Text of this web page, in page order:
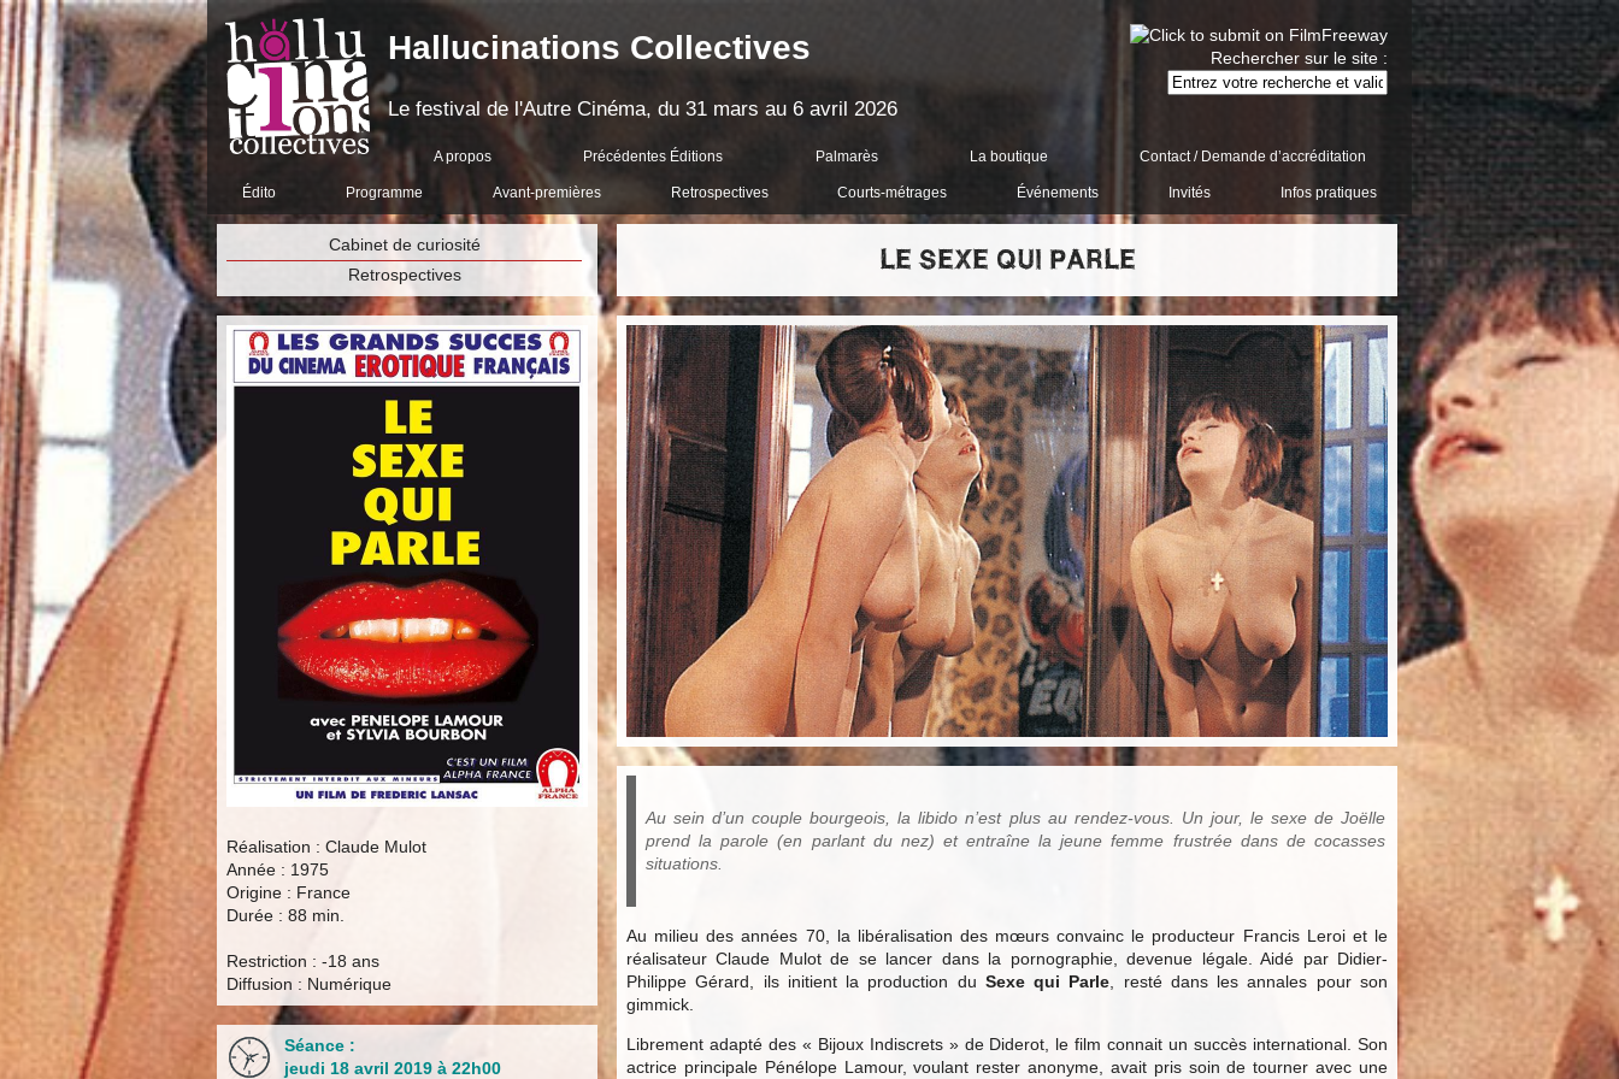
Rechercher sur le site :
Hallucinations Collectives
Le festival de l'Autre Cinéma, du 31 mars au 6 avril 2026
A propos Précédentes Éditions Palmarès La boutique Contact / Demande d’accréditation
Édito Programme Avant-premières Retrospectives Courts-métrages Événements Invités Infos pratiques
Cabinet de curiosité
Retrospectives
Réalisation : Claude Mulot
Année : 1975
Origine : France
Durée : 88 min.
Restriction : -18 ans
Diffusion : Numérique
Séance :
jeudi 18 avril 2019 à 22h00
LE SEXE QUI PARLE
Au sein d’un couple bourgeois, la libido n’est plus au rendez-vous. Un jour, le sexe de Joëlle
prend la parole (en parlant du nez) et entraîne la jeune femme frustrée dans de cocasses
situations.
Au milieu des années 70, la libéralisation des mœurs convainc le producteur Francis Leroi et le
réalisateur Claude Mulot de se lancer dans la pornographie, devenue légale. Aidé par Didier-
Philippe Gérard, ils initient la production du Sexe qui Parle , resté dans les annales pour son
gimmick.
Librement adapté des « Bijoux Indiscrets » de Diderot, le film connait un succès international. Son
actrice principale Pénélope Lamour, voulant rester anonyme, avait pris soin de tourner avec une